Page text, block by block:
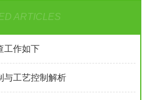
ARTICLES
工作如下
与工艺控制解析